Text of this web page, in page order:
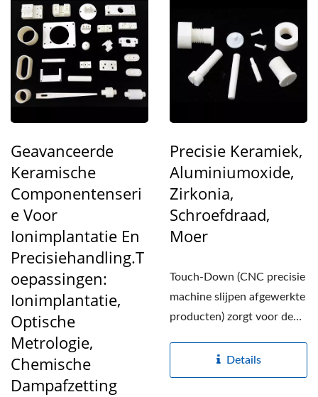
Geavanceerde
Keramische
Componentenseri
E Voor
Ionimplantatie En
Precisiehandling.T
Oepassingen:
Ionimplantatie,
Optische
Metrologie,
Chemische
Dampafzetting
Precisie Keramiek,
Aluminiumoxide,
Zirkonia,
Schroefdraad,
Moer
Touch-Down (CNC precisie
machine slijpen afgewerkte
producten) zorgt voor de
nauwkeurigheid....
Details